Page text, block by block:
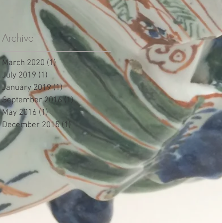
Grieksche A
plateelbakkerijen,
1690
Archive
March 2020 (1)1 post
July 2019 (1) 1 post
January 2019 (1)1 post
September 2016 (1)1 post
May 2016 (1)1 post
December 2015 (1)